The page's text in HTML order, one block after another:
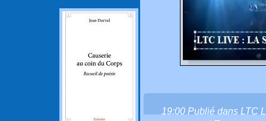
19:00 Publié dans LTC